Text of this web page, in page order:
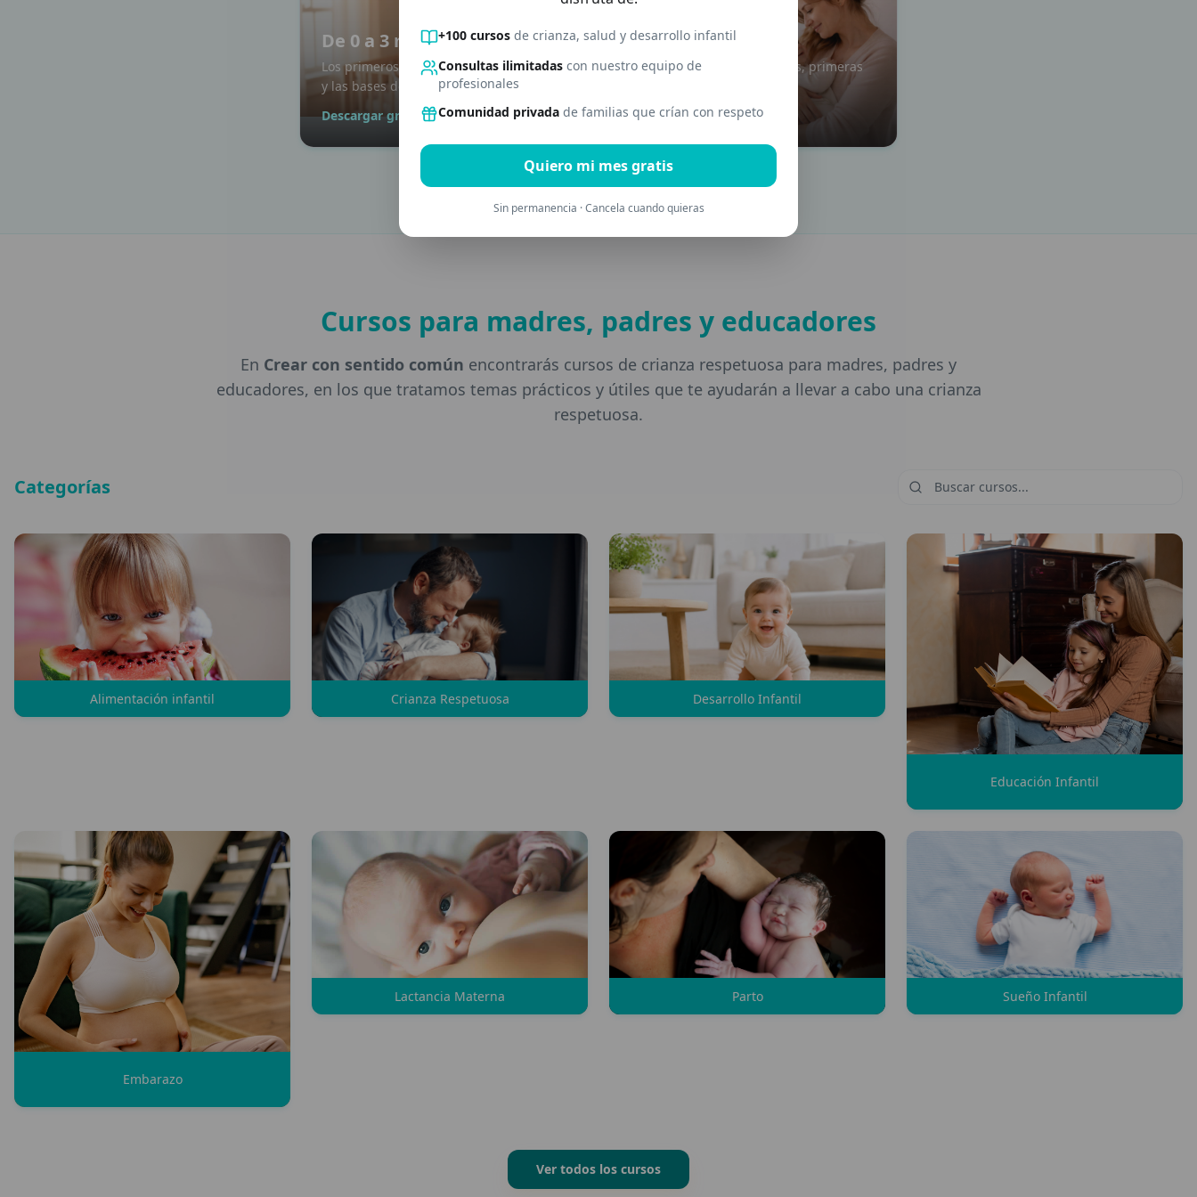
De 0 a 3 meses
Los primeros días: reflejos, sueño, llanto
y las bases del vínculo.
Descargar gratis →
De 3 a 6 meses
Sonrisas sociales, balbuceos, primeras
Descargar gratis →
Cursos para madres, padres y educadores
En Crear con sentido común encontrarás cursos de crianza respetuosa para madres, padres y
educadores, en los que tratamos temas prácticos y útiles que te ayudarán a llevar a cabo una crianza
respetuosa.
Categorías
Alimentación infantil Crianza Respetuosa Desarrollo Infantil
Educación Infantil
Embarazo
Lactancia Materna Parto Sueño Infantil
Ver todos los cursos
+100 cursos de crianza, salud y desarrollo infantil
Consultas ilimitadas con nuestro equipo de
profesionales
Comunidad privada de familias que crían con respeto
Quiero mi mes gratis
Sin permanencia · Cancela cuando quieras